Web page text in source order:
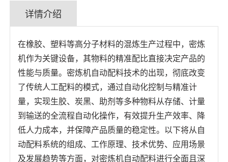
详情介绍
在橡胶、塑料等高分子材料的混炼生产过程中，密炼
机作为关键设备，其物料的精准配比直接决定产品的
性能与质量。密炼机自动配料技术的出现，彻底改变
了传统人工配料的模式，通过自动化控制与精准计
量，实现生胶、炭黑、助剂等多种物料从存储、计量
到输送的全流程自动化操作，有效提升生产效率、降
低人力成本，并保障产品质量的稳定性。以下将从自
动配料系统的组成、工作原理、技术优势、应用场景
及发展趋势等方面，对密炼机自动配料进行全面且深